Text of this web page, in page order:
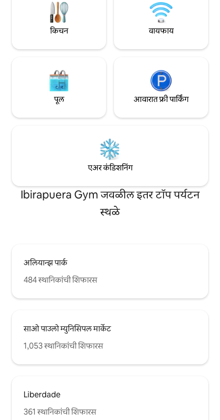
किचन वायफाय
पूल आवारात फ्री पार्किंग
एअर कंडिशनिंग
Ibirapuera Gym जवळील इतर टॉप पर्यटन
स्थळे
अलियान्झ पार्क
484 स्थानिकांची शिफारस
साओ पाउलो म्युनिसिपल मार्केट
1,053 स्थानिकांची शिफारस
Liberdade
361 स्थानिकांची शिफारस